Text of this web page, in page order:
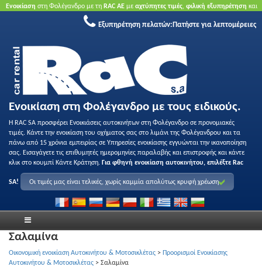
Ενοικίαση στη Φολέγανδρο με τη RAC ΑΕ με αχτύπητες τιμές, φιλική εξυπηρέτηση και
Κάντε κράτηση τώρα
Εξυπηρέτηση πελατών: Πατήστε για λεπτομέρειες
Ενοικίαση στη Φολέγανδρο με τους ειδικούς.
Η RAC SA προσφέρει Ενοικιάσεις αυτοκινήτων στη Φολέγανδρο σε προνομιακές
τιμές. Κάντε την ενοικίαση του οχήματος σας στο λιμάνι της Φολέγανδρου και τα
πάνω από 15 χρόνια εμπειρίας σε Υπηρεσίες ενοικίασης εγγυώνται την ικανοποίηση
σας. Εισαγάγετε τις επιθυμητές ημερομηνίες παραλαβής και επιστροφής και κάντε
κλικ στο κουμπί Κάντε Κράτηση. Για φθηνή ενοικίαση αυτοκινήτου, επιλέξτε Rac
SA! Οι τιμές μας είναι τελικές, χωρίς καμμία απολύτως κρυφή χρέωση
Σαλαμίνα
Οικονομική ενοικίαση Αυτοκινήτου & Μοτοσικλέτας >
Προορισμοί Ενοικίασης
Αυτοκινήτου & Μοτοσικλέτας > Σαλαμίνα